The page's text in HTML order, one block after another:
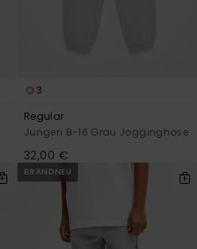
3
Regular
Jungen 8-16 Grau Jogginghose
32,00 €
BRANDNEU